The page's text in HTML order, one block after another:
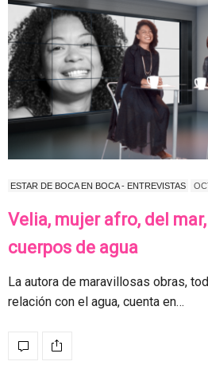
ESTAR DE BOCA EN BOCA - ENTREVISTAS
Velia, mujer afro, del
cuerpos de agua
La autora de maravillosas obras,
relación con el agua, cuenta en…